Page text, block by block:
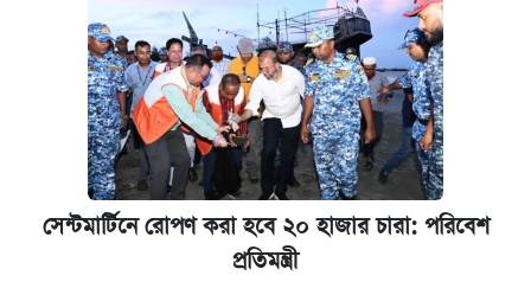
সেন্টমার্টিনে রোপণ করা হবে ২০ হাজার চারা: পরিবেশ
প্রতিমন্ত্রী